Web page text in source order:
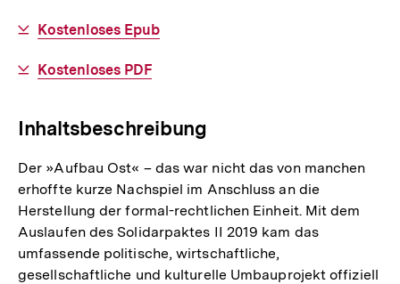
Download-
Kostenloses Epub
Download-
Kostenloses PDF
Inhaltsbeschreibung
Der »Aufbau Ost« – das war nicht das von manchen
erhoffte kurze Nachspiel im Anschluss an die
Herstellung der formal-rechtlichen Einheit. Mit dem
Auslaufen des Solidarpaktes II 2019 kam das
umfassende politische, wirtschaftliche,
gesellschaftliche und kulturelle Umbauprojekt offiziell